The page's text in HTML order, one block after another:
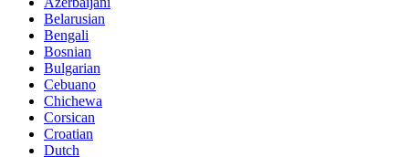
Belarusian
Bengali
Bosnian
Bulgarian
Cebuano
Chichewa
Corsican
Croatian
Dutch